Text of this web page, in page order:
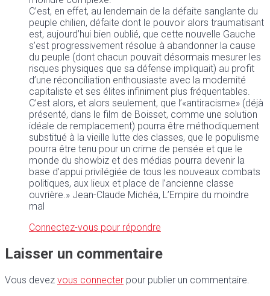
C’est, en effet, au lendemain de la défaite sanglante du
peuple chilien, défaite dont le pouvoir alors traumatisant
est, aujourd’hui bien oublié, que cette nouvelle Gauche
s’est progressivement résolue à abandonner la cause
du peuple (dont chacun pouvait désormais mesurer les
risques physiques que sa défense impliquait) au profit
d’une réconciliation enthousiaste avec la modernité
capitaliste et ses élites infiniment plus fréquentables.
C’est alors, et alors seulement, que l’«antiracisme» (déjà
présenté, dans le film de Boisset, comme une solution
idéale de remplacement) pourra être méthodiquement
substitué à la vieille lutte des classes, que le populisme
pourra être tenu pour un crime de pensée et que le
monde du showbiz et des médias pourra devenir la
base d’appui privilégiée de tous les nouveaux combats
politiques, aux lieux et place de l’ancienne classe
ouvrière.» Jean-Claude Michéa, L’Empire du moindre
mal
Connectez-vous pour répondre
Laisser un commentaire
Vous devez vous connecter pour publier un commentaire.